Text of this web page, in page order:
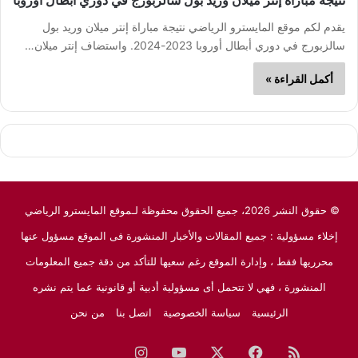
يقدم لكم موقع المايسترو الرياضي نتيجة مباراة إنتر ميلان وريد بول
سالزبورج في دوري أبطال أوروبا 2023-2024. واستضاف إنتر ميلان…
أكمل القراءة »
© حقوق النشر 2026، جميع الحقوق محفوظة لـموقع المايسترو الرياضي
إخلاء مسؤولية : جميع المقالات والأخبار المنشورة فى الموقع مسؤول عنها
محرريها فقط ، وإدارة الموقع رغم سعيها للتأكد من دقة جميع المعلومات
المنشورة ، فهي لا تتحمل أى مسؤولية أدبية أو قانونية عما يتم نشره
الرئيسية
سياسة الخصوصية اتصل بنا من نحن
ملخصفيسبوك ‫YouTubeانستقرام